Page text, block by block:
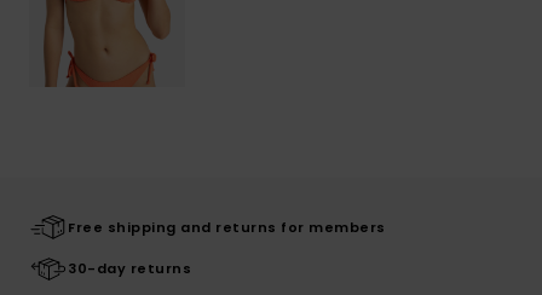
Free shipping and returns for members
30-day returns